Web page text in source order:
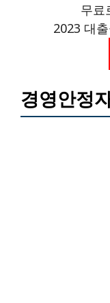
무료
2023 대
경영안정